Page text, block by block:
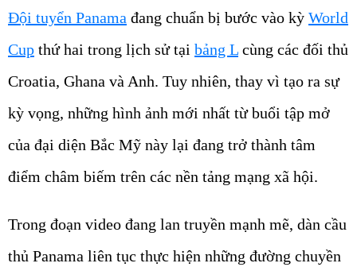
Đội tuyển Panama đang chuẩn bị bước vào kỳ World
Cup thứ hai trong lịch sử tại bảng L cùng các đối thủ
Croatia, Ghana và Anh. Tuy nhiên, thay vì tạo ra sự
kỳ vọng, những hình ảnh mới nhất từ buổi tập mở
của đại diện Bắc Mỹ này lại đang trở thành tâm
điểm châm biếm trên các nền tảng mạng xã hội.
Trong đoạn video đang lan truyền mạnh mẽ, dàn cầu
thủ Panama liên tục thực hiện những đường chuyền